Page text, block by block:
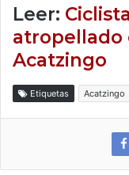
Leer:
atropellado
Acatzingo
Etiquetas Acatzingo